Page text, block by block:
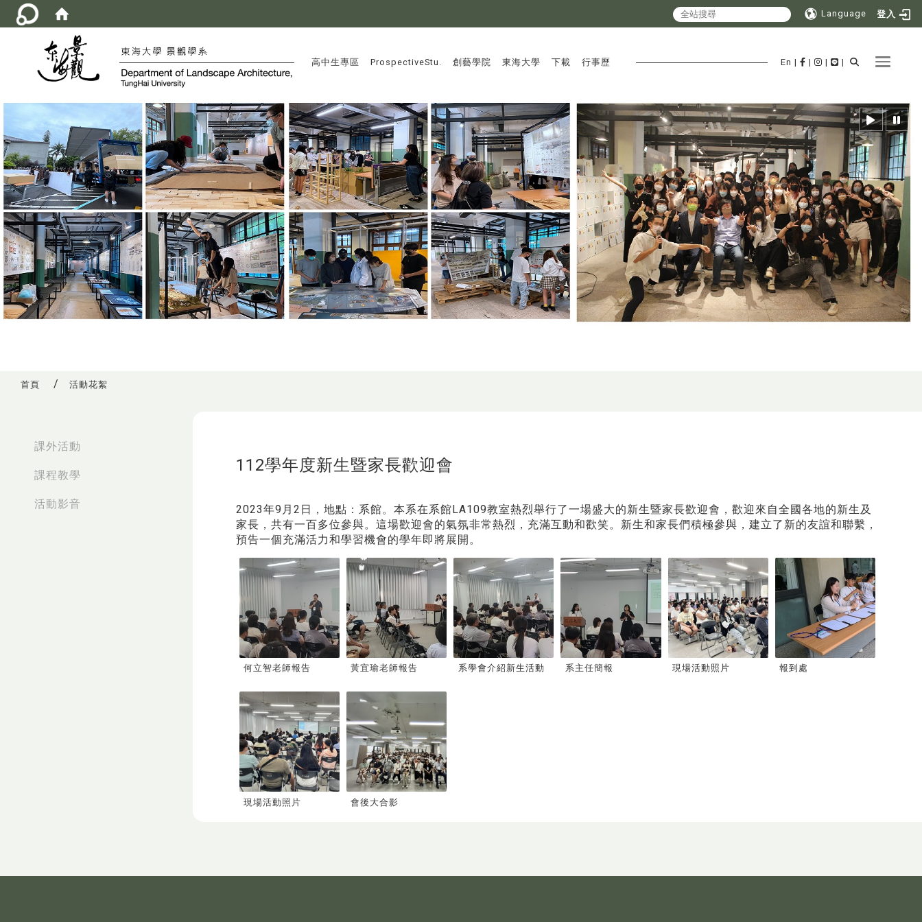
Language 登入
Toggle
:::
高中生專區 ProspectiveStu. 創藝學院 東海大學 下載 行事歷 En | | | |
首頁 活動花絮
課外活動
課程教學
活動影音
112學年度新生暨家長歡迎會
2023年9月2日，地點：系館。本系在系館LA109教室熱烈舉行了一場盛大的新生暨家長歡迎會，歡迎來自全國各地的新生及
家長，共有一百多位參與。這場歡迎會的氣氛非常熱烈，充滿互動和歡笑。新生和家長們積極參與，建立了新的友誼和聯繫，
預告一個充滿活力和學習機會的學年即將展開。
何立智老師報告 黃宜瑜老師報告 系學會介紹新生活動 系主任簡報 現場活動照片 報到處
現場活動照片 會後大合影